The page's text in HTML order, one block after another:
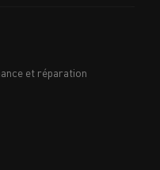
et réparation